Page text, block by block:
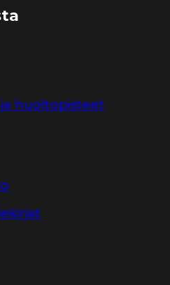
huoltopisteet